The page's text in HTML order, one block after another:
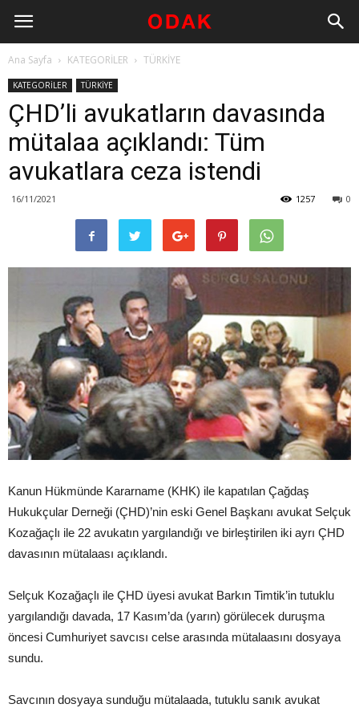
Ana Sayfa KATEGORİLER TÜRKİYE
KATEGORİLER TÜRKİYE
ÇHD’li avukatların davasında
mütalaa açıklandı: Tüm
avukatlara ceza istendi
16/11/2021 0
1257
Kanun Hükmünde Kararname (KHK) ile kapatılan Çağdaş
Hukukçular Derneği (ÇHD)’nin eski Genel Başkanı avukat Selçuk
Kozağaçlı ile 22 avukatın yargılandığı ve birleştirilen iki ayrı ÇHD
davasının mütalaası açıklandı.
Selçuk Kozağaçlı ile ÇHD üyesi avukat Barkın Timtik’in tutuklu
yargılandığı davada, 17 Kasım’da (yarın) görülecek duruşma
öncesi Cumhuriyet savcısı celse arasında mütalaasını dosyaya
sundu.
Savcının dosyaya sunduğu mütalaada, tutuklu sanık avukat